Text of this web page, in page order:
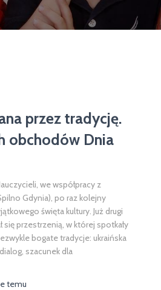
przez tradycję.
obchodów Dnia
we współpracy z
Gdynia), po raz kolejny
święta kultury. Już drugi
się przestrzenią, w której spotkały
bogate tradycje: ukraińska
szacunek dla
temu